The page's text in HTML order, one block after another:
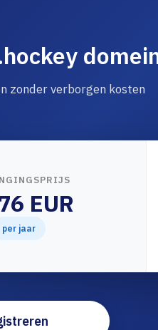
zonder verborgen kosten
EUR
per jaar